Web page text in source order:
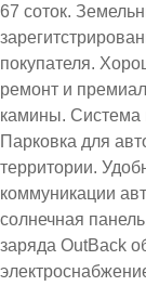
67 соток.
покупателя.
ремонт и
камины. Система
Парковка для
территории.
коммуникации
солнечная
заряда OutBack